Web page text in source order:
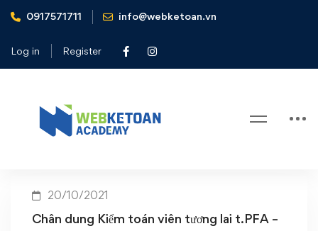
0917571711 info@webketoan.vn
Log in Register
Home chân dung Kiểm toán viên tương lai t.PFA 2021
Tag: chân dung Kiểm toán viên
20/10/2021
Chân dung Kiểm toán viên tương lai t.PFA –